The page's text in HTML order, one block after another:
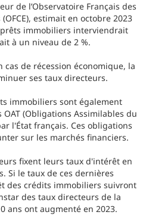
de l’Observatoire Français des
estimait en octobre 2023
immobiliers interviendrait
à un niveau de 2 %.
cas de récession économique, la
ses taux directeurs.
immobiliers sont également
(Obligations Assimilables du
l'État français. Ces obligations
sur les marchés financiers.
fixent leurs taux d'intérêt en
Si le taux de ces dernières
des crédits immobiliers suivront
des taux directeurs de la
ans ont augmenté en 2023.